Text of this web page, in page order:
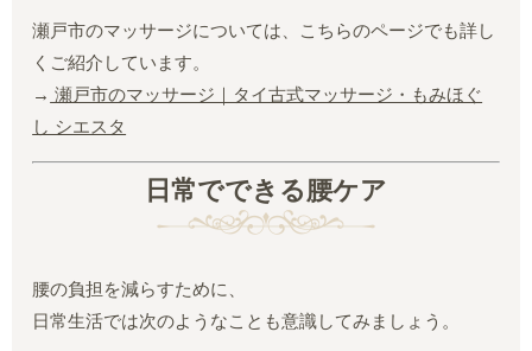
瀬戸市のマッサージについては、こちらのページでも詳し
くご紹介しています。
→ 瀬戸市のマッサージ｜タイ古式マッサージ・もみほぐ
し シエスタ
日常でできる腰ケア
腰の負担を減らすために、
日常生活では次のようなことも意識してみましょう。